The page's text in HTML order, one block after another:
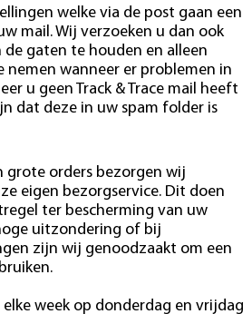
welke via de post gaan een
mail. Wij verzoeken u dan ook
gaten te houden en alleen
wanneer er problemen in
u geen Track & Trace mail heeft
dat deze in uw spam folder is
grote orders bezorgen wij
eigen bezorgservice. Dit doen
ter bescherming van uw
uitzondering of bij
zijn wij genoodzaakt om een
week op donderdag en vrijdag